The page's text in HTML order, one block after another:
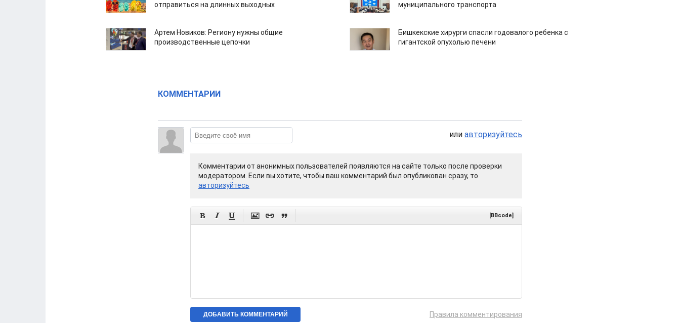
отправиться на длинных выходных
муниципального транспорта
Артем Новиков: Региону нужны общие
производственные цепочки
Бишкекские хирурги спасли годовалого ребенка с
гигантской опухолью печени
КОММЕНТАРИИ
или авторизуйтесь
Комментарии от анонимных пользователей появляются на сайте только после проверки
модератором. Если вы хотите, чтобы ваш комментарий был опубликован сразу, то
авторизуйтесь
      [BBcode]
Правила комментирования